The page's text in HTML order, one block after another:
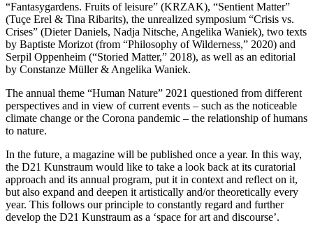
“Fantasygardens. Fruits of lei­su­re” (KRZAK), “Sentient Matter”
(Tuçe Erel & Tina Ribarits), the unrea­li­zed sym­po­si­um “Crisis vs.
Crises” (Dieter Daniels, Nadja Nitsche, Angelika Waniek), two texts
by Baptiste Morizot (from “Philosophy of Wilderness,” 2020) and
Serpil Oppenheim (“Storied Matter,” 2018), as well as an edi­to­ri­al
by Constanze Müller & Angelika Waniek.
The annu­al the­me “Human Nature” 2021 ques­tio­ned from dif­fe­rent
per­spec­ti­ves and in view of cur­rent events – such as the noti­ceable
cli­ma­te chan­ge or the Corona pan­de­mic – the rela­ti­onship of humans
to nature.
In the future, a maga­zi­ne will be published once a year. In this way,
the D21 Kunstraum would like to take a look back at its cura­to­ri­al
approach and its annu­al pro­gram, put it in con­text and reflect on it,
but also expand and deepen it artis­ti­cal­ly and/or theo­re­ti­cal­ly every
year. This fol­lows our prin­ci­ple to con­stant­ly regard and fur­ther
deve­lop the D21 Kunstraum as a ‘space for art and discourse’.